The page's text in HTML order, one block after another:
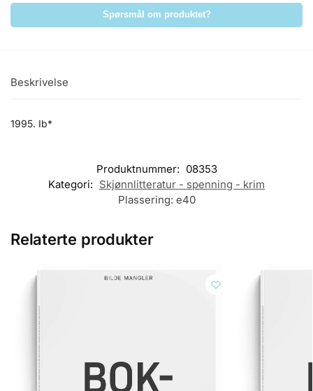
Spørsmål om produktet?
Beskrivelse
1995. Ib*
Produktnummer: 08353
Kategori: Skjønnlitteratur - spenning - krim
Plassering: e40
Relaterte produkter